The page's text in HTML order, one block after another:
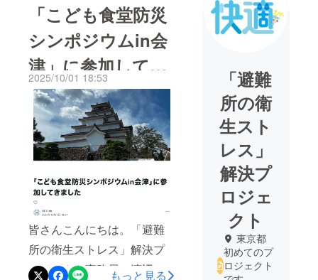
「こども食堂防災
シンポジウムin会
津」に参加してき
ました
2025/10/01 18:53
皆さんこんにちは。「避難
所の衛生ストレス」解決プ
ロジェクト事務局の渡辺
もっと見る
「避難
所の衛
生スト
レス」
解決プ
ロジェ
クト
東京都
初めてのプ
ロジェクト